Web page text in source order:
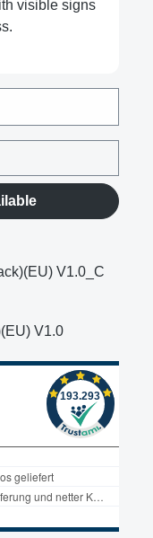
visible signs
V1.0_C
V1.0